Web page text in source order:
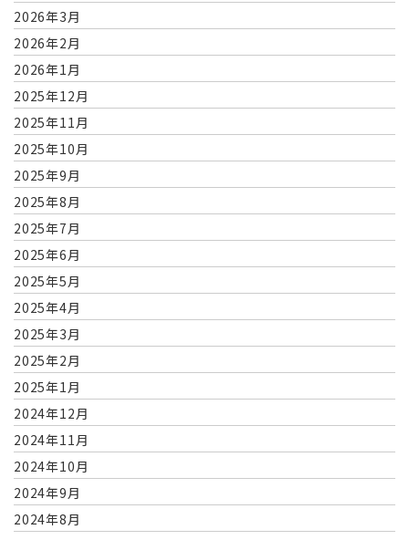
2026年3月
2026年2月
2026年1月
2025年12月
2025年11月
2025年10月
2025年9月
2025年8月
2025年7月
2025年6月
2025年5月
2025年4月
2025年3月
2025年2月
2025年1月
2024年12月
2024年11月
2024年10月
2024年9月
2024年8月